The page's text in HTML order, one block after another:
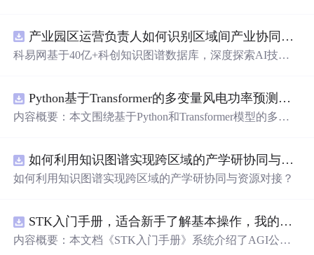
细腻的一面，让人感受到爱情的美好和力量。
产业园区运营负责人如何识别区域间产业协同机会？.docx
科易网基于40亿+科创知识图谱数据库，深度探索AI技术
新领域的AI+数智化解决方案，推动科技创新与产业创新
智能化发展。
Python基于Transformer的多变量风电功率预测研究
内容概要：本文围绕基于Python和Transformer模型的多变
温度、湿度等多种气象及运行变量作为输入特征，构建高
精度预测模型。为进一步提升预测的稳健性与可靠性，研
计能力。该技术是机器学习与新能源领域深度融合的典型
应用，旨在提高风电并网的稳定性与电网调度的科学性。;
适合人群：具备Python编程基础，熟悉主流深度学习框架
如何利用知识图谱实现跨区域的产学研协同与资源对接？.docx
如何利用知识图谱实现跨区域的产学研协同与资源对接？
STK入门手册，适合新手了解基本操作，我的主页还有进阶教程
内容概要：本文档《STK入门手册》系统介绍了AGI公司